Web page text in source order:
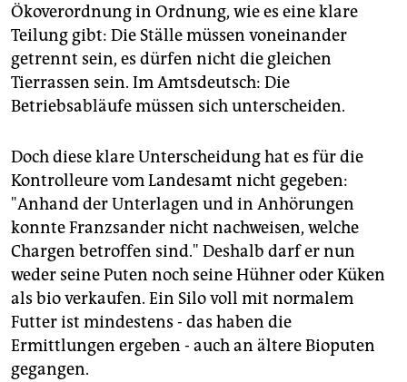
Ökoverordnung in Ordnung, wie es eine klare
Teilung gibt: Die Ställe müssen voneinander
getrennt sein, es dürfen nicht die gleichen
Tierrassen sein. Im Amtsdeutsch: Die
Betriebsabläufe müssen sich unterscheiden.
Doch diese klare Unterscheidung hat es für die
Kontrolleure vom Landesamt nicht gegeben:
"Anhand der Unterlagen und in Anhörungen
konnte Franzsander nicht nachweisen, welche
Chargen betroffen sind." Deshalb darf er nun
weder seine Puten noch seine Hühner oder Küken
als bio verkaufen. Ein Silo voll mit normalem
Futter ist mindestens - das haben die
Ermittlungen ergeben - auch an ältere Bioputen
gegangen.